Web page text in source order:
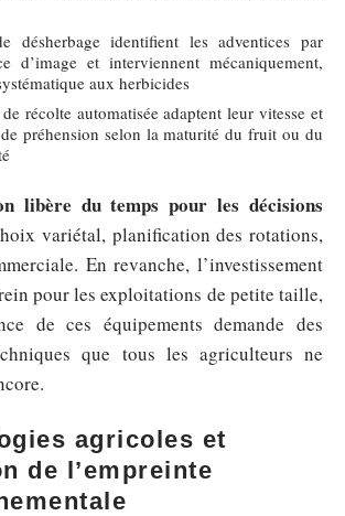
désherbage identifient les adventices par
d’image et interviennent mécaniquement,
aux herbicides
récolte automatisée adaptent leur vitesse et
préhension selon la maturité du fruit ou du
libère du temps pour les décisions
variétal, planification des rotations,
En revanche, l’investissement
pour les exploitations de petite taille,
de ces équipements demande des
que tous les agriculteurs ne
agricoles et
de l’empreinte